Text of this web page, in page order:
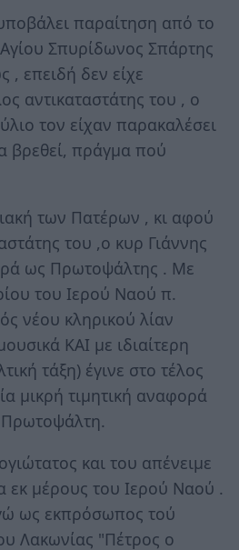
παραίτηση από το
Σπυρίδωνος Σπάρτης
, επειδή δεν είχε
αντικαταστάτης του , ο
τον είχαν παρακαλέσει
βρεθεί, πράγμα πού
των Πατέρων , κι αφού
του ,ο κυρ Γιάννης
ως Πρωτοψάλτης . Με
του Ιερού Ναού π.
νέου κληρικού λίαν
ΚΑΙ με ιδιαίτερη
τάξη) έγινε στο τέλος
μικρή τιμητική αναφορά
και του απένειμε
εκ μέρους του Ιερού Ναού .
ως εκπρόσωπος τού
Λακωνίας "Πέτρος ο